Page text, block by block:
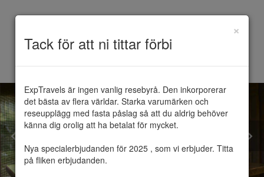
Tack för att ni tittar förbi
×
ExpTravels är ingen vanlig resebyrå. Den inkorporerar
det bästa av flera världar. Starka varumärken och
reseupplägg med fasta påslag så att du aldrig behöver
känna dig orolig att ha betalat för mycket.
Nya specialerbjudanden för 2025 , som vi erbjuder. Titta
på fliken erbjudanden.